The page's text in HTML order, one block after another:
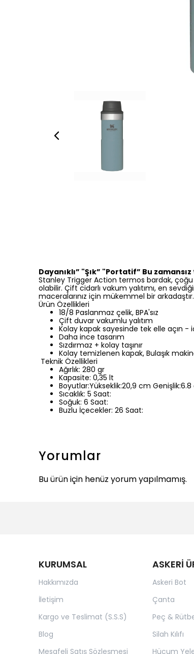
Dayanıklı” "Şık” "Portatif” Bu
Stanley Trigger Action termos bardak, çoğu
olabilir. Çift cidarlı vakum yalıtımı, en
maceralarınız için mükemmel bir arkadaştır.
Ürün Özellikleri
18/8 Paslanmaz çelik, BPA'sız
Çift duvar vakumlu yalıtım
Kolay kapak sayesinde tek elle açın -
Daha ince tasarım
Sızdırmaz + kolay taşınır
Kolay temizlenen kapak, Bulaşık
Teknik Özellikleri
Ağırlık: 280 gr
Kapasite: 0,35 lt
Boyutlar:Yükseklik:20,9 cm
Sıcaklık: 5 Saat:
Soğuk: 6 Saat:
Buzlu İçecekler: 26 Saat:
Yorumlar
Bu ürün için henüz yorum yapılmamış.
KURUMSAL
Hakkımızda
İletişim
Kargo ve Teslimat (S.S.S)
Blog
Mesafeli Satış Sözleşmesi
ASKERİ
Askeri Bot
Çanta
Peç &
Silah Kılıfı
Hücum